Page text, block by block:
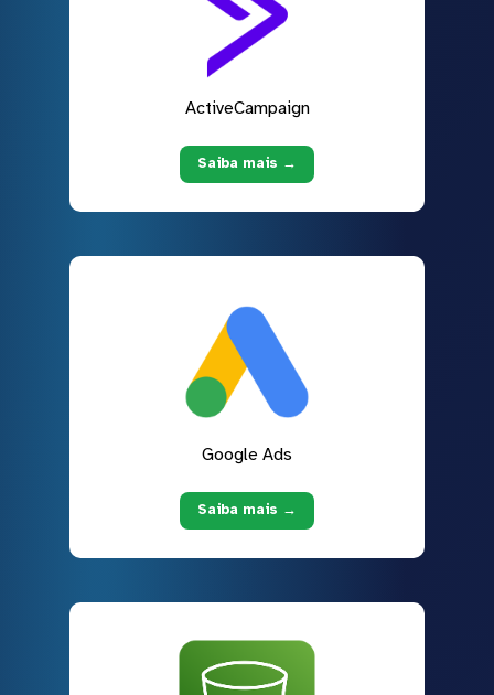
ActiveCampaign
Saiba mais →
Google Ads
Saiba mais →